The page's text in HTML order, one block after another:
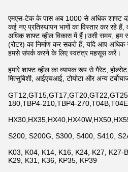
एमएस-टेक के पास अब 1000 से अधिक शाफ्ट
कई नए प्रतिस्थापन भागों का विस्तार कर रहे
अधिक शाफ्ट व्हील विकास में हैं।उसी समय, हम
(रोटर) का निर्माण कर सकते हैं, यदि आप अधिक
हमसे संपर्क करने के लिए स्वतंत्र महसूस करें।
हमारे शाफ्ट व्हील का व्यापक रूप से गैरेट,
मित्सुबिशी, आईएचआई, टोयोटा और अन्य
180,TBP4-210,TBP4-270,T04B,T04E
S200, S200G, S300, S400, S410,
K03, K04, K14, K16, K24, K27, K27-
K29, K31, K36, KP35, KP39